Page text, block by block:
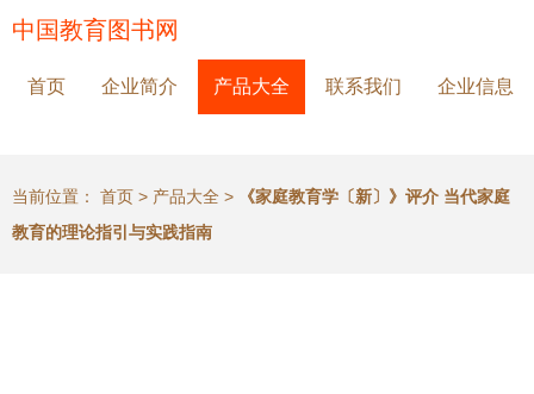
中国教育图书网
首页 企业简介 产品大全 联系我们 企业信息
当前位置： 首页 > 产品大全 >
《家庭教育学〔新〕》评介 当代家庭
教育的理论指引与实践指南